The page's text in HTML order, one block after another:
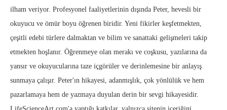
ilham veriyor. Profesyonel faaliyetlerinin dışında Peter, hevesli bir
okuyucu ve ömür boyu öğrenen biridir. Yeni fikirler keşfetmekten,
çeşitli edebi türlere dalmaktan ve bilim ve sanattaki gelişmeleri takip
etmekten hoşlanır. Öğrenmeye olan merakı ve coşkusu, yazılarına da
yansır ve okuyucularına taze içgörüler ve derinlemesine bir anlayış
sunmaya çalışır. Peter'ın hikayesi, adanmışlık, çok yönlülük ve hem
pazarlamaya hem de yazmaya duyulan derin bir sevgi hikayesidir.